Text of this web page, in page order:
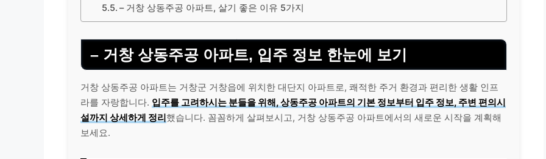
– 거창 상동주공 아파트, 살기 좋은 이유 5가지
– 거창 상동주공 아파트, 입주 정보 한눈에 보기
거창 상동주공 아파트는 거창군 거창읍에 위치한 대단지 아파트로, 쾌적한 주거 환경과 편리한 생활 인프
라를 자랑합니다. 입주를 고려하시는 분들을 위해, 상동주공 아파트의 기본 정보부터 입주 정보, 주변 편의시
설까지 상세하게 정리했습니다. 꼼꼼하게 살펴보시고, 거창 상동주공 아파트에서의 새로운 시작을 계획해
보세요.